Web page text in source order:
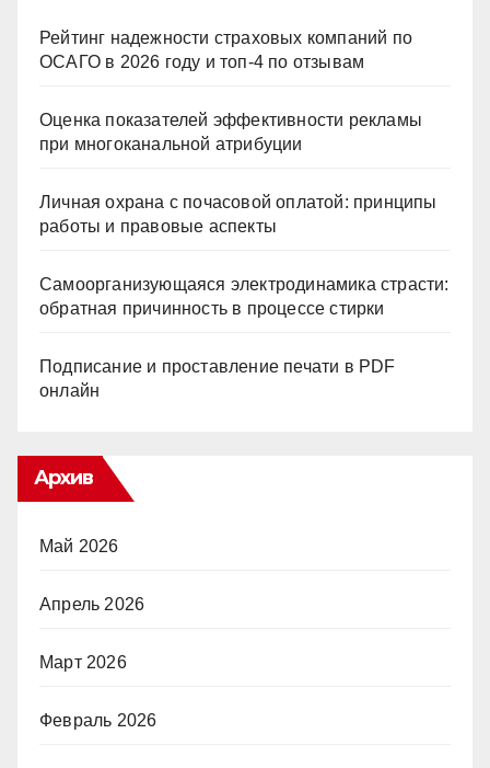
Рейтинг надежности страховых компаний по
ОСАГО в 2026 году и топ-4 по отзывам
Оценка показателей эффективности рекламы
при многоканальной атрибуции
Личная охрана с почасовой оплатой: принципы
работы и правовые аспекты
Самоорганизующаяся электродинамика страсти:
обратная причинность в процессе стирки
Подписание и проставление печати в PDF
онлайн
Архив
Май 2026
Апрель 2026
Март 2026
Февраль 2026